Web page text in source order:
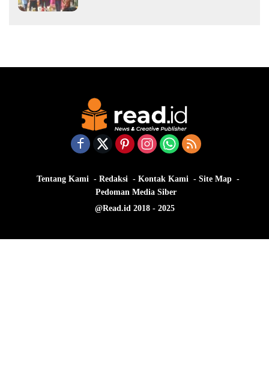
Tentang Kami Redaksi Kontak Kami
Site Map
Pedoman Media Siber
@Read.id 2018 - 2025